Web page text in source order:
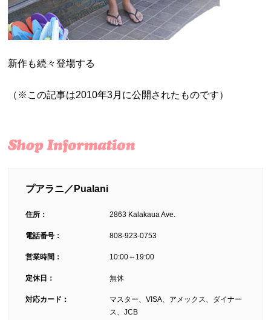
新作も続々登場する
（※この記事は2010年3月に公開されたものです）
プアラニ／Pualani
住所： 2863 Kalakaua Ave.
電話番号： 808-923-0753
営業時間： 10:00～19:00
定休日： 無休
対応カード：
マスター、VISA、アメックス、ダイナー
ス、JCB